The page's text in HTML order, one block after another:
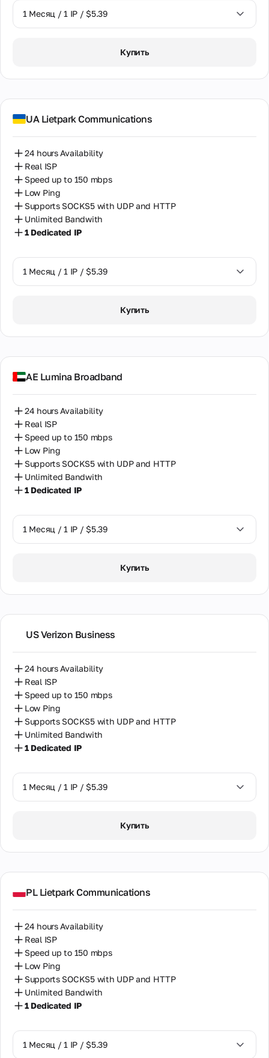
1 Месяц / 1 IP / $5.39
Купить
UA Lietpark Communications
24 hours Availability
Real ISP
Speed up to 150 mbps
Low Ping
Supports SOCKS5 with UDP and HTTP
Unlimited Bandwith
1 Dedicated IP
1 Месяц / 1 IP / $5.39
Купить
AE Lumina Broadband
24 hours Availability
Real ISP
Speed up to 150 mbps
Low Ping
Supports SOCKS5 with UDP and HTTP
Unlimited Bandwith
1 Dedicated IP
1 Месяц / 1 IP / $5.39
Купить
US Verizon Business
24 hours Availability
Real ISP
Speed up to 150 mbps
Low Ping
Supports SOCKS5 with UDP and HTTP
Unlimited Bandwith
1 Dedicated IP
1 Месяц / 1 IP / $5.39
Купить
PL Lietpark Communications
24 hours Availability
Real ISP
Speed up to 150 mbps
Low Ping
Supports SOCKS5 with UDP and HTTP
Unlimited Bandwith
1 Dedicated IP
1 Месяц / 1 IP / $5.39